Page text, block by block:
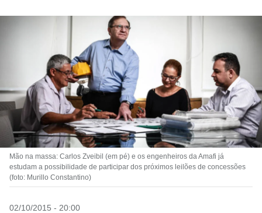
Mão na massa: Carlos Zveibil (em pé) e os engenheiros da Amafi já
estudam a possibilidade de participar dos próximos leilões de concessões
(foto: Murillo Constantino)
02/10/2015 - 20:00